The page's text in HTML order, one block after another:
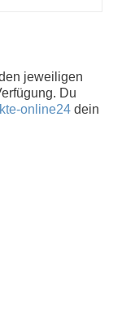
jeweiligen
Du
online24 dein